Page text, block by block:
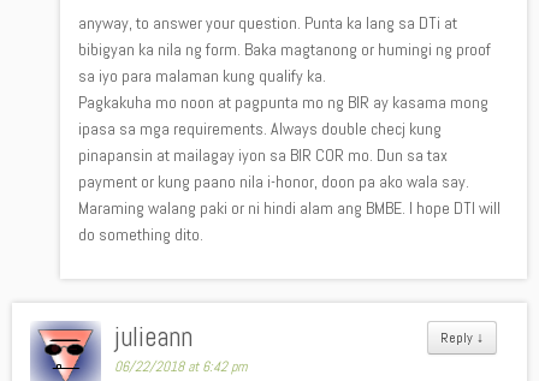
anyway, to answer your question. Punta ka lang sa DTi at
bibigyan ka nila ng form. Baka magtanong or humingi ng proof
sa iyo para malaman kung qualify ka.
Pagkakuha mo noon at pagpunta mo ng BIR ay kasama mong
ipasa sa mga requirements. Always double checj kung
pinapansin at mailagay iyon sa BIR COR mo. Dun sa tax
payment or kung paano nila i-honor, doon pa ako wala say.
Maraming walang paki or ni hindi alam ang BMBE. I hope DTI will
do something dito.
Reply ↓
julieann
06/22/2018 at 6:42 pm